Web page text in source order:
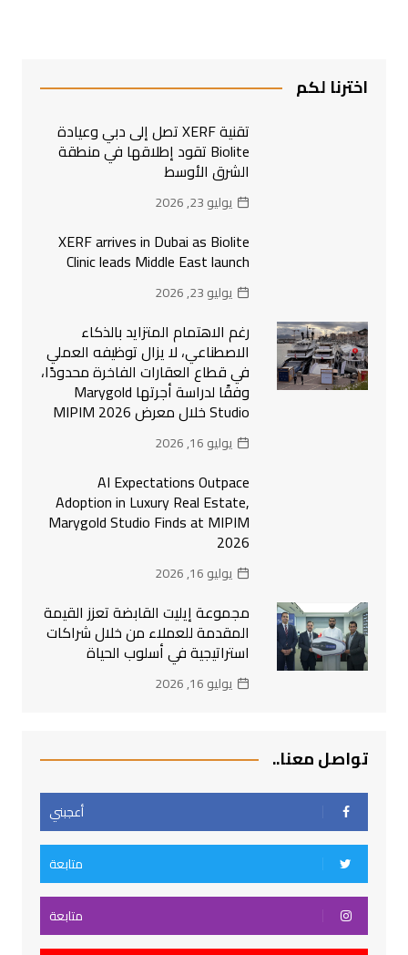
اخترنا لكم
تقنية XERF تصل إلى دبي وعيادة
Biolite تقود إطلاقها في منطقة
الشرق الأوسط
يوليو 23, 2026
XERF arrives in Dubai as Biolite
Clinic leads Middle East launch
يوليو 23, 2026
رغم الاهتمام المتزايد بالذكاء
الاصطناعي، لا يزال توظيفه العملي
في قطاع العقارات الفاخرة محدودًا،
وفقًا لدراسة أجرتها Marygold
Studio خلال معرض MIPIM 2026
يوليو 16, 2026
AI Expectations Outpace
Adoption in Luxury Real Estate,
Marygold Studio Finds at MIPIM
2026
يوليو 16, 2026
مجموعة إيليت القابضة تعزز القيمة
المقدمة للعملاء من خلال شراكات
استراتيجية في أسلوب الحياة
يوليو 16, 2026
تواصل معنا..
أعجبني
متابعة
متابعة